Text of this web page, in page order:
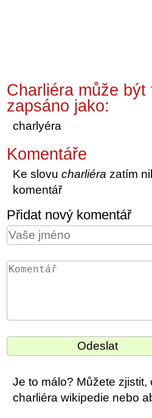
Charliéra může být
zapsáno jako:
charlyéra
Komentáře
Ke slovucharliéra zatím
komentář
Přidat nový komentář
Je to málo? Můžete
charliéra wikipedie nebo